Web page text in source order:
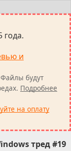
года.
и
будут
Подробнее
на оплату
тред #19